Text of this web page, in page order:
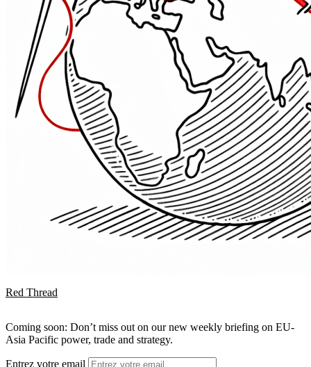
Red Thread
Coming soon: Don’t miss out on our new weekly briefing on EU-
Asia Pacific power, trade and strategy.
Entrez votre email